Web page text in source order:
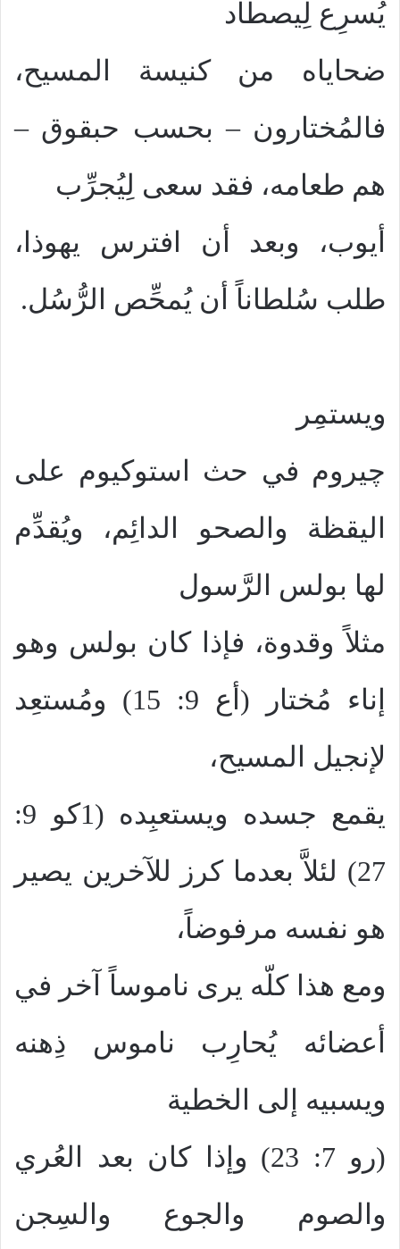
يُسرِع لِيصطاد
ضحاياه من كنيسة المسيح،
فالمُختارون – بحسب حبقوق –
هم طعامه، فقد سعى لِيُجرِّب
أيوب، وبعد أن افترس يهوذا،
طلب سُلطاناً أن يُمحِّص الرُّسُل.
ويستمِر
چيروم في حث استوكيوم على
اليقظة والصحو الدائِم، ويُقدِّم
لها بولس الرَّسول
مثلاً وقدوة، فإذا كان بولس وهو
إناء مُختار (أع 9: 15) ومُستعِد
لإنجيل المسيح،
يقمع جسده ويستعبِده (1كو 9:
27) لئلاَّ بعدما كرز للآخرين يصير
هو نفسه مرفوضاً،
ومع هذا كلّه يرى ناموساً آخر في
أعضائه يُحارِب ناموس ذِهنه
ويسبيه إلى الخطية
(رو 7: 23) وإذا كان بعد العُري
والصوم والجوع والسِجن